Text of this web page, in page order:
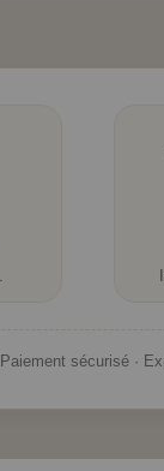
Paiement sécurisé ·